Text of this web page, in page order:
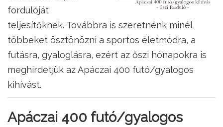
fordulóját
teljesítőknek. Továbbra is szeretnénk minél
többeket ösztönözni a sportos életmódra, a
futásra, gyaloglásra, ezért az őszi hónapokra is
meghirdetjük az Apáczai 400 futó/gyalogos
kihívást.
Apáczai 400 futó/gyalogos